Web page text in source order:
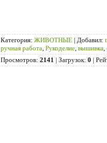
Категория: ЖИВОТНЫЕ | Добавил:
ручная работа Рукоделие вышивка
Просмотров: 2141 | Загрузок: 0 |